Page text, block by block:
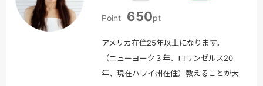
本
カ
合
衆
Point 650pt
アメリカ在住25年以上になります。
（ニューヨーク３年、ロサンゼルス20
年、現在ハワイ州在住）教えることが大